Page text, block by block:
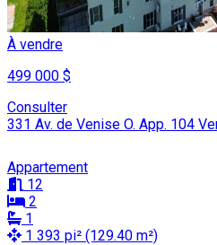
À vendre
499 000 $
Consulter
331 Av. de Venise O. App. 104
Appartement
12
2
1
1 393 pi² (129.40 m²)